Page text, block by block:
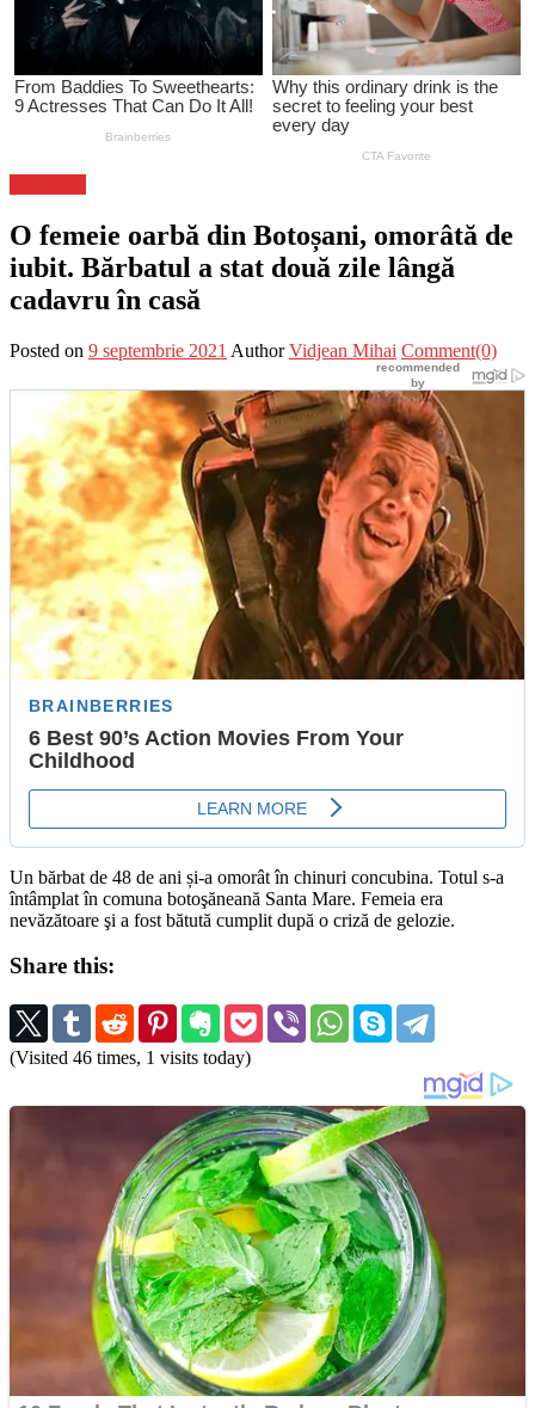
O femeie oarbă din Botoșani, omorâtă de
iubit. Bărbatul a stat două zile lângă
cadavru în casă
Posted on 9 septembrie 2021 Author Vidjean Mihai Comment(0)
Un bărbat de 48 de ani și-a omorât în chinuri concubina. Totul s-a
întâmplat în comuna botoşăneană Santa Mare. Femeia era
nevăzătoare şi a fost bătută cumplit după o criză de gelozie.
Share this:
(Visited 46 times, 1 visits today)